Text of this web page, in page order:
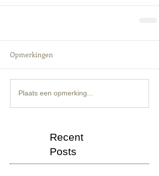
Opmerkingen
Plaats een opmerking...
Recent
Posts